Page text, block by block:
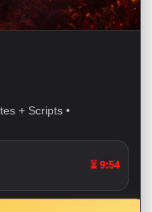
+ Scripts •
⏳ 9:53